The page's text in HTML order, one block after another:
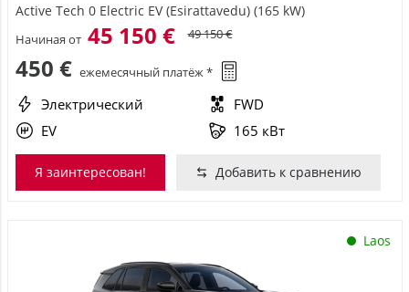
Active Tech 0 Electric EV (Esirattavedu) (165 kW)
Начиная от 45 150 € 49 150 €
450 € ежемесячный платёж *
Электрический
FWD
EV
165 кВт
Я заинтересован! Добавить к сравнению
Laos